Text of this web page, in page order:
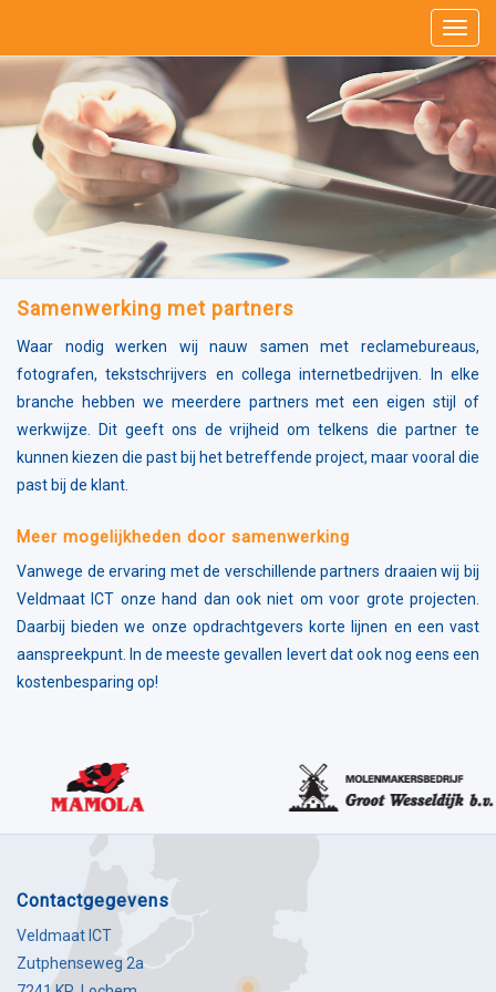
Samenwerking met partners
Waar nodig werken wij nauw samen met reclamebureaus,
fotografen, tekstschrijvers en collega internetbedrijven. In elke
branche hebben we meerdere partners met een eigen stijl of
werkwijze. Dit geeft ons de vrijheid om telkens die partner te
kunnen kiezen die past bij het betreffende project, maar vooral die
past bij de klant.
Meer mogelijkheden door samenwerking
Vanwege de ervaring met de verschillende partners draaien wij bij
Veldmaat ICT onze hand dan ook niet om voor grote projecten.
Daarbij bieden we onze opdrachtgevers korte lijnen en een vast
aanspreekpunt. In de meeste gevallen levert dat ook nog eens een
kostenbesparing op!
contactgegevens
Veldmaat ICT
Zutphenseweg 2a